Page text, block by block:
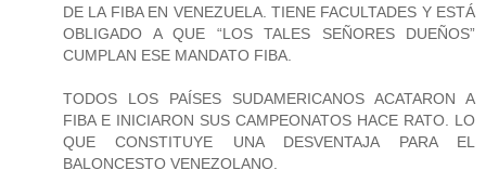
DE LA FIBA EN VENEZUELA. TIENE FACULTADES Y ESTÁ
OBLIGADO A QUE “LOS TALES SEÑORES DUEÑOS”
CUMPLAN ESE MANDATO FIBA.
TODOS LOS PAÍSES SUDAMERICANOS ACATARON A
FIBA E INICIARON SUS CAMPEONATOS HACE RATO. LO
QUE CONSTITUYE UNA DESVENTAJA PARA EL
BALONCESTO VENEZOLANO.